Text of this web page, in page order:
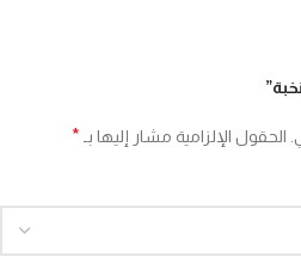
الحقول الإلزامية مشار إليها بـ *